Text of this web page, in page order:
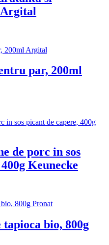
par, 200ml
de porc in sos
Keunecke
bio, 800g